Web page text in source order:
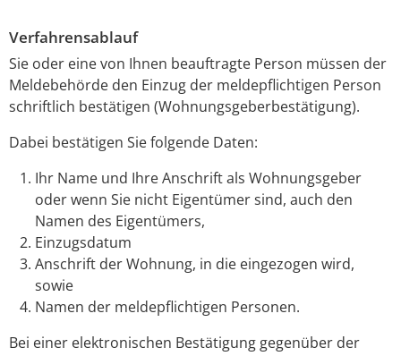
Verfahrensablauf
Sie oder eine von Ihnen beauftragte Person müssen der
Meldebehörde den Einzug der meldepflichtigen Person
schriftlich bestätigen (Wohnungsgeberbestätigung).
Dabei bestätigen Sie folgende Daten:
Ihr Name und Ihre Anschrift als Wohnungsgeber
oder wenn Sie nicht Eigentümer sind, auch den
Namen des Eigentümers,
Einzugsdatum
Anschrift der Wohnung, in die eingezogen wird,
sowie
Namen der meldepflichtigen Personen.
Bei einer elektronischen Bestätigung gegenüber der